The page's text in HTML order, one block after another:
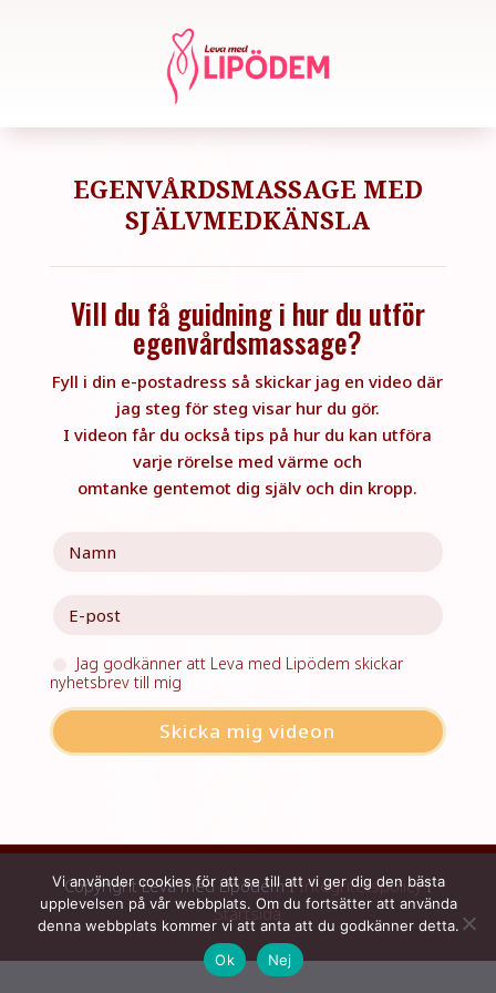
EGENVÅRDSMASSAGE MED
SJÄLVMEDKÄNSLA
Vill du få guidning i hur du utför
egenvårdsmassage?
Fyll i din e-postadress så skickar jag en video där
jag steg för steg visar hur du gör.
I videon får du också tips på hur du kan utföra
varje rörelse med värme och
omtanke gentemot dig själv och din kropp.
Jag godkänner att Leva med Lipödem skickar
nyhetsbrev till mig
Skicka mig videon
Copyright Leva med Lipödem IIntegritetspolicyI
Startsida
Vi använder cookies för att se till att vi ger dig den bästa
upplevelsen på vår webbplats. Om du fortsätter att använda
denna webbplats kommer vi att anta att du godkänner detta.
Ok
Nej